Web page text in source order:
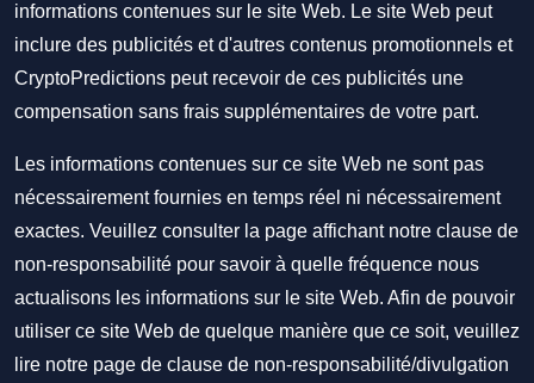
informations contenues sur le site Web. Le site Web peut
inclure des publicités et d'autres contenus promotionnels et
CryptoPredictions peut recevoir de ces publicités une
compensation sans frais supplémentaires de votre part.
Les informations contenues sur ce site Web ne sont pas
nécessairement fournies en temps réel ni nécessairement
exactes. Veuillez consulter la page affichant notre clause de
non-responsabilité pour savoir à quelle fréquence nous
actualisons les informations sur le site Web. Afin de pouvoir
utiliser ce site Web de quelque manière que ce soit, veuillez
lire notre page de clause de non-responsabilité/divulgation